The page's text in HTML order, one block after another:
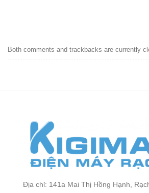
Both comments and trackbacks are currently
Địa chỉ: 141a Mai Thị Hồng Hạnh,